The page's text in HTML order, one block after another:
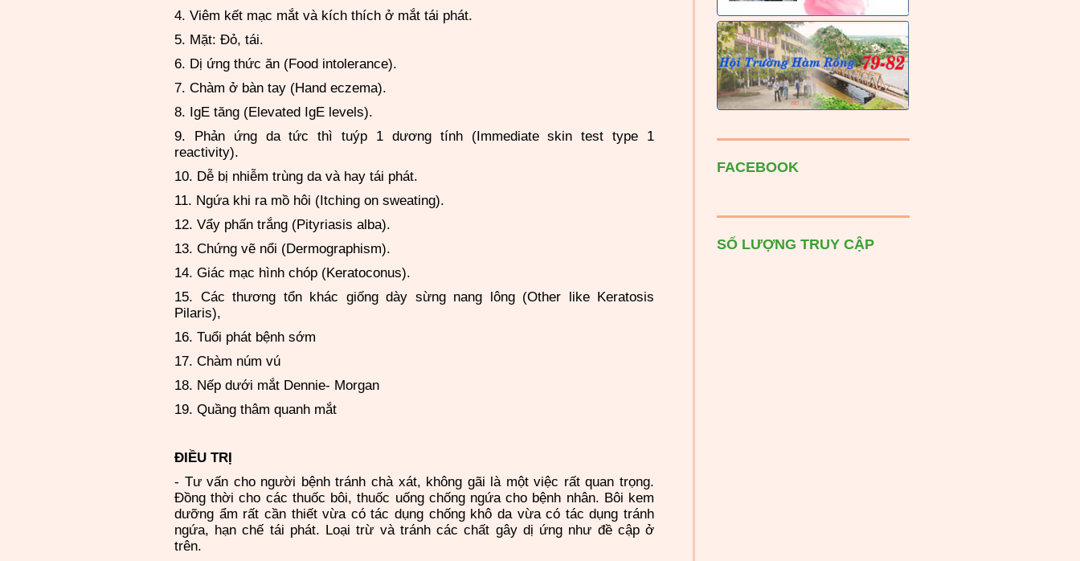
4. Viêm kết mạc mắt và kích thích ở mắt tái phát.
5. Mặt: Đỏ, tái.
6. Dị ứng thức ăn (Food intolerance).
7. Chàm ở bàn tay (Hand eczema).
8. IgE tăng (Elevated IgE levels).
9. Phản ứng da tức thì tuýp 1 dương tính (Immediate skin test type 1
reactivity).
10. Dễ bị nhiễm trùng da và hay tái phát.
11. Ngứa khi ra mồ hôi (Itching on sweating).
12. Vẩy phấn trắng (Pityriasis alba).
13. Chứng vẽ nổi (Dermographism).
14. Giác mạc hình chóp (Keratoconus).
15. Các thương tổn khác giống dày sừng nang lông (Other like Keratosis
Pilaris),
16. Tuổi phát bệnh sớm
17. Chàm núm vú
18. Nếp dưới mắt Dennie- Morgan
19. Quầng thâm quanh mắt
ĐIỀU TRỊ
- Tư vấn cho người bệnh tránh chà xát, không gãi là một việc rất quan trọng.
Ðồng thời cho các thuốc bôi, thuốc uống chống ngứa cho bệnh nhân. Bôi kem
dưỡng ẩm rất cần thiết vừa có tác dụng chống khô da vừa có tác dụng tránh
ngứa, hạn chế tái phát. Loại trừ và tránh các chất gây dị ứng như đề cập ở
trên.
FACEBOOK
SỐ LƯỢNG TRUY CẬP